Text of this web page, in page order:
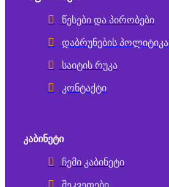
წესები და პირობები
დაბრუნების პოლიტიკა
საიტის რუკა
კონტაქტი
ᲙᲐᲑᲘᲜᲔᲢᲘ
ჩემი კაბინეტი
შეკვეთები